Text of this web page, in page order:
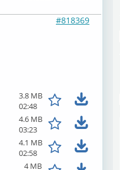
#818369
3.8 MB
02:48
4.6 MB
03:23
4.1 MB
02:58
4 MB